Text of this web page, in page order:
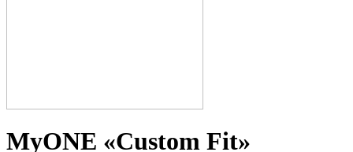
57G
57H
MyONE «Custom Fit»